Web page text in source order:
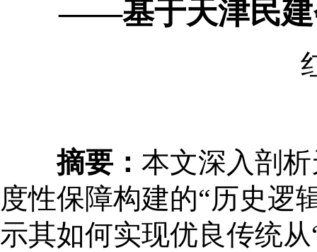
——基于天津民建
摘要： 本文深入剖
度性保障构建的“历史
示其如何实现优良传统